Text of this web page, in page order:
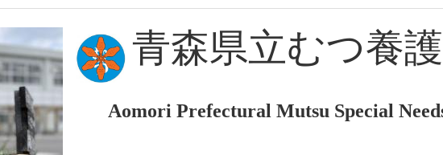
青森県立むつ養
Aomori Prefectural Mutsu Special